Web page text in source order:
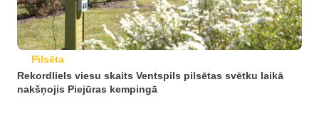
Pilsēta
Rekordliels viesu skaits Ventspils pilsētas svētku laikā
nakšņojis Piejūras kempingā